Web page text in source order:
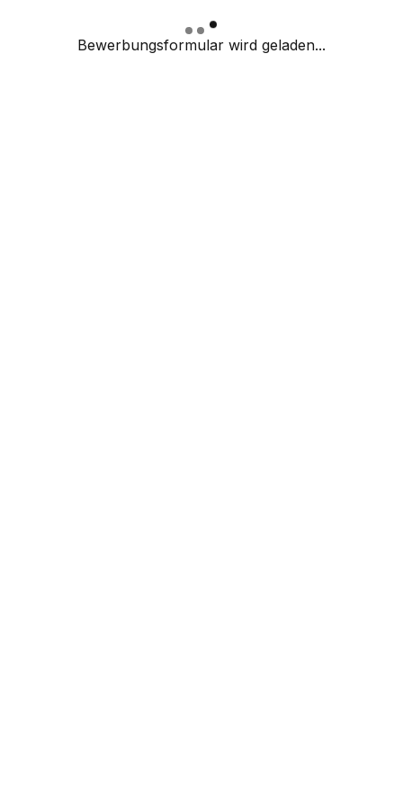
Bewerbungsformular wird geladen...